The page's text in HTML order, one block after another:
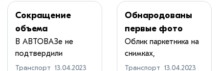
Сокращение
объема
производства
новых LADA Vesta
В АВТОВАЗе не
подтвердили
сообщение о
Транспорт 13.04.2023
Обнародованы
первые фото
кроссовера Tank
400
Облик паркетника на
снимках,
опубликованных
Транспорт 13.04.2023